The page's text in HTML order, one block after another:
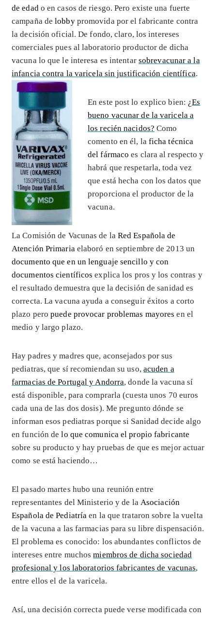
de edad o en casos de riesgo. Pero existe una fuerte
campaña delobbypromovida por el fabricante contra
la decisión oficial. De fondo, claro, los intereses
comerciales pues al laboratorio productor de dicha
vacuna lo que le interesa es intentar sobrevacunar a la
infancia contra la varicela sin justificación científica.
En este post lo explico bien: ¿Es
bueno vacunar de la varicela a
los recién nacidos? Como
comento en él, la ficha técnica
del fármaco es clara al respecto y
habrá que respetarla, toda vez
que está hecha con los datos que
proporciona el productor de la
vacuna.
La Comisión de Vacunas de la Red Española de
Atención Primaria elaboró en septiembre de 2013 un
documento que en un lenguaje sencillo y con
documentos científicos explica los pros y los contras y
el resultado demuestra que la decisión de sanidad es
correcta. La vacuna ayuda a conseguir éxitos a corto
plazo peropuede provocar problemas mayores en el
medio y largo plazo.
Hay padres y madres que, aconsejados por sus
pediatras, que sí recomiendan su uso, acuden a
farmacias de Portugal y Andorra, donde la vacuna sí
está disponible, para comprarla (cuesta unos 70 euros
cada una de las dos dosis). Me pregunto dónde se
informan esos pediatras porque si Sanidad decide algo
en función delo que comunica el propio fabricante
sobre su producto y hay pruebas de que es mejor actuar
como se está haciendo…
El pasado martes hubo una reunión entre
representantes del Ministerio y de la Asociación
Española de Pediatría en la que trataron sobre la vuelta
de la vacuna a las farmacias para su libre dispensación.
El problema es conocido: los abundantes conflictos de
intereses entre muchosmiembros de dicha sociedad
profesional y los laboratorios fabricantes de vacunas,
entre ellos el de la varicela.
Así, una decisión correcta puede verse modificada con